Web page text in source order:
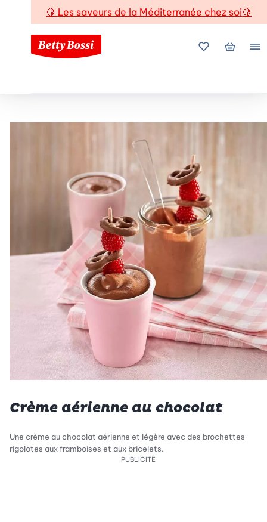
🍋 Les saveurs de la Méditerranée chez soi🍋
Mes favoris
Mon
Crème aérienne au chocolat
Une crème au chocolat aérienne et légère avec des brochettes
rigolotes aux framboises et aux bricelets.
PUBLICITÉ